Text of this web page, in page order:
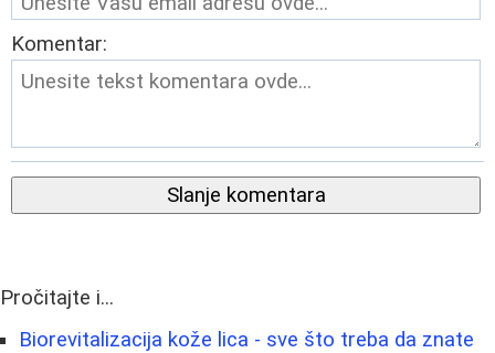
Komentar:
Slanje komentara
Pročitajte i...
Biorevitalizacija kože lica - sve što treba da znate